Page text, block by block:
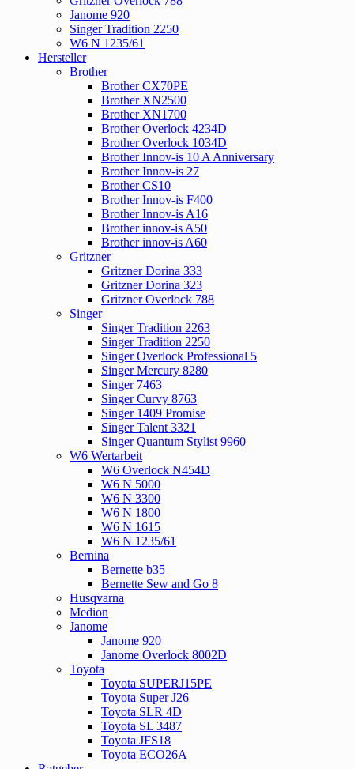
Janome 920
Singer Tradition 2250
W6 N 1235/61
Hersteller
Brother
Brother CX70PE
Brother XN2500
Brother XN1700
Brother Overlock 4234D
Brother Overlock 1034D
Brother Innov-is 10 A Anniversary
Brother Innov-is 27
Brother CS10
Brother Innov-is F400
Brother Innov-is A16
Brother innov-is A50
Brother innov-is A60
Gritzner
Gritzner Dorina 333
Gritzner Dorina 323
Gritzner Overlock 788
Singer
Singer Tradition 2263
Singer Tradition 2250
Singer Overlock Professional 5
Singer Mercury 8280
Singer 7463
Singer Curvy 8763
Singer 1409 Promise
Singer Talent 3321
Singer Quantum Stylist 9960
W6 Wertarbeit
W6 Overlock N454D
W6 N 5000
W6 N 3300
W6 N 1800
W6 N 1615
W6 N 1235/61
Bernina
Bernette b35
Bernette Sew and Go 8
Husqvarna
Medion
Janome
Janome 920
Janome Overlock 8002D
Toyota
Toyota SUPERJ15PE
Toyota Super J26
Toyota SLR 4D
Toyota SL 3487
Toyota JFS18
Toyota ECO26A